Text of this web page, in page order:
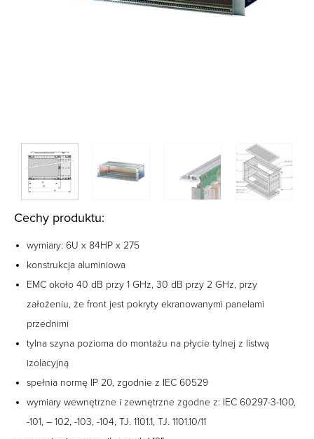
Cechy produktu:
wymiary: 6U x 84HP x 275
konstrukcja aluminiowa
EMC około 40 dB przy 1 GHz, 30 dB przy 2 GHz, przy
założeniu, że front jest pokryty ekranowanymi panelami
przednimi
tylna szyna pozioma do montażu na płycie tylnej z listwą
izolacyjną
spełnia normę IP 20, zgodnie z IEC 60529
wymiary wewnętrzne i zewnętrzne zgodne z: IEC 60297-3-100,
-101, – 102, -103, -104, TJ. 1101.1, TJ. 1101.10/11